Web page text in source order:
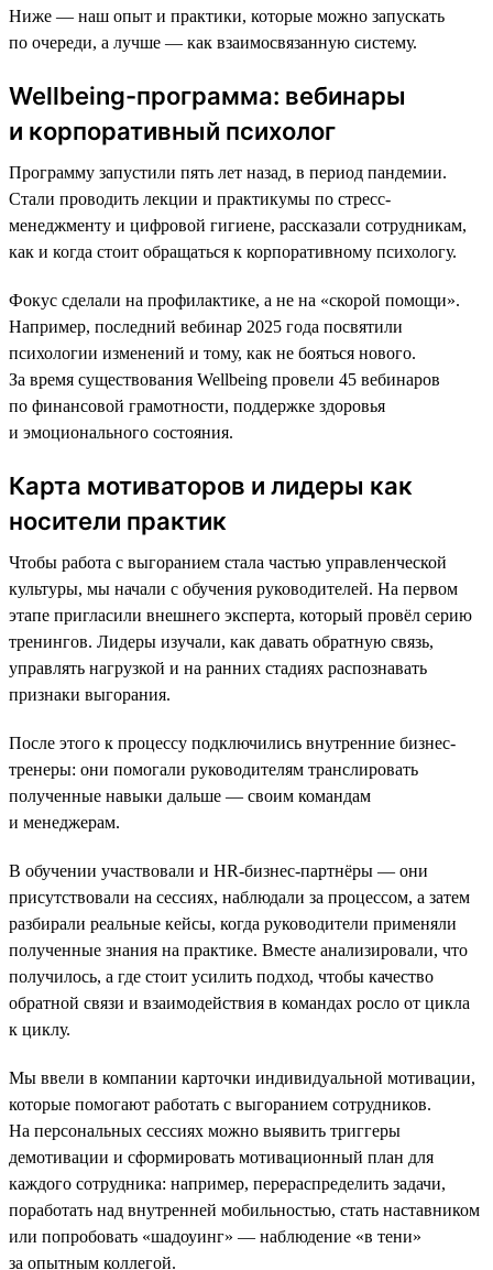
Ниже — наш опыт и практики, которые можно запускать
по очереди, а лучше — как взаимосвязанную систему.
Wellbeing-программа: вебинары
и корпоративный психолог
Программу запустили пять лет назад, в период пандемии.
Стали проводить лекции и практикумы по стресс-
менеджменту и цифровой гигиене, рассказали сотрудникам,
как и когда стоит обращаться к корпоративному психологу.
Фокус сделали на профилактике, а не на «скорой помощи».
Например, последний вебинар 2025 года посвятили
психологии изменений и тому, как не бояться нового.
За время существования Wellbeing провели 45 вебинаров
по финансовой грамотности, поддержке здоровья
и эмоционального состояния.
Карта мотиваторов и лидеры как
носители практик
Чтобы работа с выгоранием стала частью управленческой
культуры, мы начали с обучения руководителей. На первом
этапе пригласили внешнего эксперта, который провёл серию
тренингов. Лидеры изучали, как давать обратную связь,
управлять нагрузкой и на ранних стадиях распознавать
признаки выгорания.
После этого к процессу подключились внутренние бизнес-
тренеры: они помогали руководителям транслировать
полученные навыки дальше — своим командам
и менеджерам.
В обучении участвовали и HR-бизнес-партнёры — они
присутствовали на сессиях, наблюдали за процессом, а затем
разбирали реальные кейсы, когда руководители применяли
полученные знания на практике. Вместе анализировали, что
получилось, а где стоит усилить подход, чтобы качество
обратной связи и взаимодействия в командах росло от цикла
к циклу.
Мы ввели в компании карточки индивидуальной мотивации,
которые помогают работать с выгоранием сотрудников.
На персональных сессиях можно выявить триггеры
демотивации и сформировать мотивационный план для
каждого сотрудника: например, перераспределить задачи,
поработать над внутренней мобильностью, стать наставником
или попробовать «шадоуинг» — наблюдение «в тени»
за опытным коллегой.